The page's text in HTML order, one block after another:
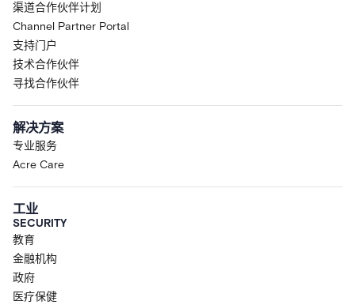
渠道合作伙伴计划
Channel Partner Portal
支持门户
技术合作伙伴
寻找合作伙伴
解决方案
专业服务
Acre Care
工业
SECURITY
教育
金融机构
政府
医疗保健